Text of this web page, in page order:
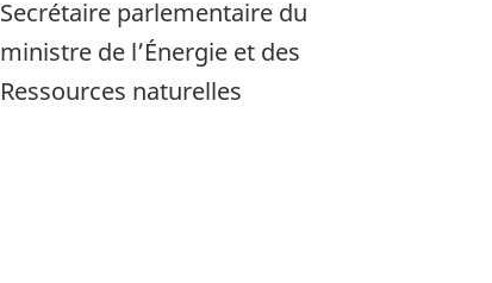
Secrétaire parlementaire du
ministre de l’Énergie et des
Ressources naturelles